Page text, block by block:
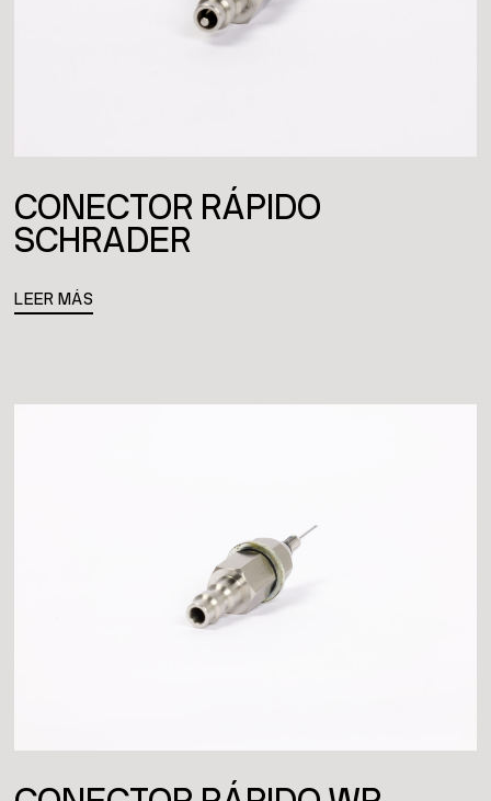
CONECTOR RÁPIDO
SCHRADER
LEER MÁS